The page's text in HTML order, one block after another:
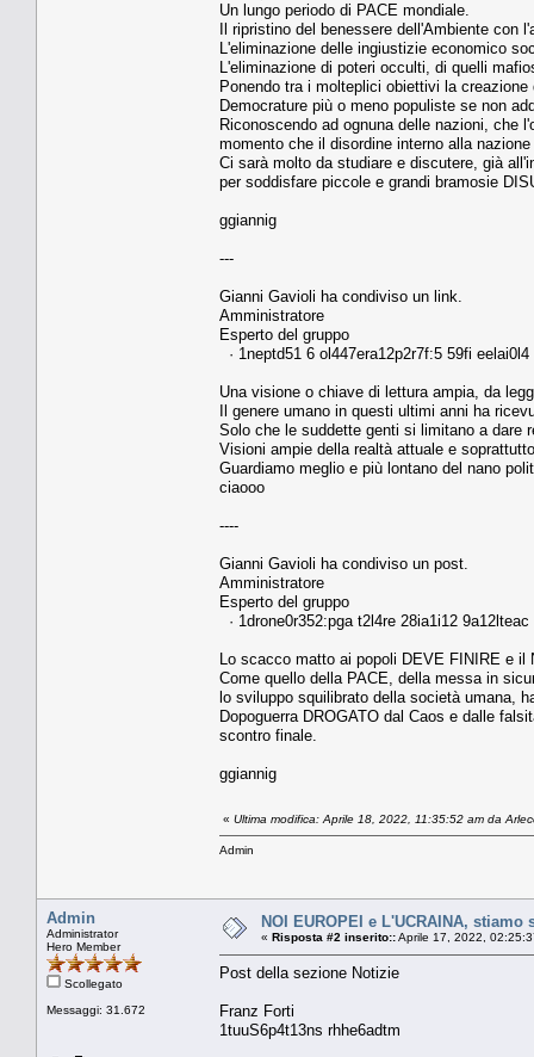
Un lungo periodo di PACE mondiale.
Il ripristino del benessere dell'Ambiente con
L'eliminazione delle ingiustizie economico
L'eliminazione di poteri occulti, di quelli
Ponendo tra i molteplici obiettivi la
Democrature più o meno populiste se non
Riconoscendo ad ognuna delle nazioni, che
momento che il disordine interno alla
Ci sarà molto da studiare e discutere, già
per soddisfare piccole e grandi bramosie
ggiannig
---
Gianni Gavioli ha condiviso un link.
Amministratore
Esperto del gruppo
· 1neptd51 6 ol447era12p2r7f:5 59fi eelai0l4
Una visione o chiave di lettura ampia, da
Il genere umano in questi ultimi anni ha
Solo che le suddette genti si limitano a dare
Visioni ampie della realtà attuale e
Guardiamo meglio e più lontano del nano
ciaooo
----
Gianni Gavioli ha condiviso un post.
Amministratore
Esperto del gruppo
· 1drone0r352:pga t2l4re 28ia1i12
Lo scacco matto ai popoli DEVE FINIRE e il
Come quello della PACE, della messa in
lo sviluppo squilibrato della società umana,
Dopoguerra DROGATO dal Caos e dalle
scontro finale.
ggiannig
« Ultima modifica: Aprile 18, 2022, 11:35:52 am da
Admin
Admin
Administrator
Hero Member
Scollegato
Messaggi: 31.672
NOI EUROPEI e L'UCRAINA,
« Risposta #2 inserito::Aprile 17, 2022,
Post della sezione Notizie
Franz Forti
1tuuS6p4t13ns rhhe6adtm